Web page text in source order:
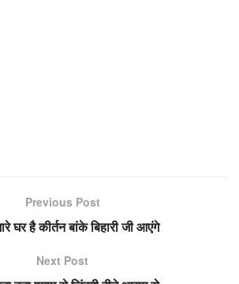
Previous Post
घर है कीर्तन बांके बिहारी जी आएंगे
Next Post